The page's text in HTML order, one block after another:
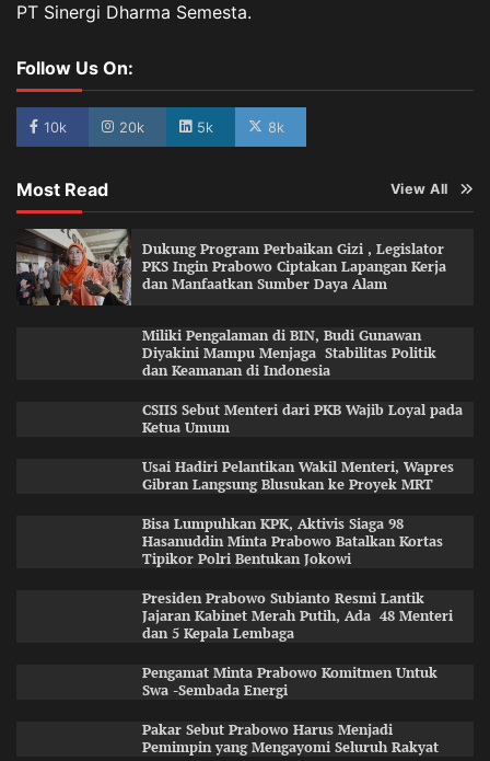
PT Sinergi Dharma Semesta.
Follow Us On:
10k 20k 5k 8k
Most Read View All
Dukung Program Perbaikan Gizi , Legislator
PKS Ingin Prabowo Ciptakan Lapangan Kerja
dan Manfaatkan Sumber Daya Alam
Miliki Pengalaman di BIN, Budi Gunawan
Diyakini Mampu Menjaga Stabilitas Politik
dan Keamanan di Indonesia
CSIIS Sebut Menteri dari PKB Wajib Loyal pada
Ketua Umum
Usai Hadiri Pelantikan Wakil Menteri, Wapres
Gibran Langsung Blusukan ke Proyek MRT
Bisa Lumpuhkan KPK, Aktivis Siaga 98
Hasanuddin Minta Prabowo Batalkan Kortas
Tipikor Polri Bentukan Jokowi
Presiden Prabowo Subianto Resmi Lantik
Jajaran Kabinet Merah Putih, Ada 48 Menteri
dan 5 Kepala Lembaga
Pengamat Minta Prabowo Komitmen Untuk
Swa -Sembada Energi
Pakar Sebut Prabowo Harus Menjadi
Pemimpin yang Mengayomi Seluruh Rakyat